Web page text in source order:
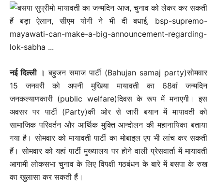
नई दिल्‍ली । बहुजन समाज पार्टी (Bahujan samaj party)सोमवार
15 जनवरी को अपनी मुखिया मायावती का 68वां जन्मदिन
जनकल्याणकारी (public welfare)दिवस के रूप में मनाएगी। इस
अवसर पर पार्टी (Party)की ओर से जारी बयान में मायावती को
सामाजिक परिवर्तन और आर्थिक मुक्ति आन्दोलन की महानायिका बताया
गया है। सोमवार को मायावती पार्टी का मोबाइल एप भी लांच कर सकती
हैं। सोमवार को यहां पार्टी मुख्यालय पर होने वाली प्रेसवार्ता में मायावती
आगामी लोकसभा चुनाव के लिए विपक्षी गठबंधन के बारे में बसपा के रुख
का खुलासा कर सकती हैं।